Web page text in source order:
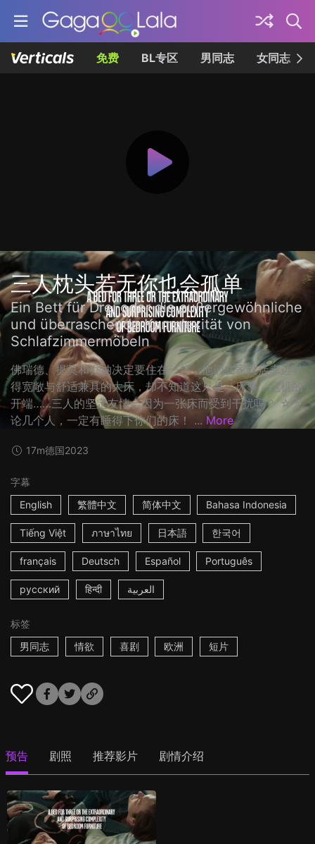
免费 BL专区 男同志 女同志
三人枕头若无你也会孤单
Ein Bett für Drei oder die außergewöhnliche
und überraschende Komplexität von
Schlafzimmermöbeln
佛瑞德、提莫和乔纳决定要住在一起，他们在家具店幸运寻
得宽敞与舒适兼具的大床，却不知道这只是「床事」危机的
开端……三人的坚定友情会因为一张床而受到干扰吗？ ☆无
论几个人，一定有睡得下你们的床！ ... More
17m德国2023
字幕
English
繁體中文 简体中文 Bahasa Indonesia
Tiếng Việt ภาษาไทย 日本語 한국어
français Deutsch Español Português
русский हिन्दी العربية
标签
男同志
情欲 喜剧 欧洲 短片
预告 剧照 推荐影片 剧情介绍